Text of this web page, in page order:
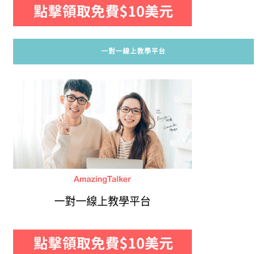
一對一線上教學平台
一對一線上教學平台